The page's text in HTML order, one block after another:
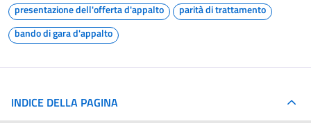
presentazione dell'offerta d'appalto
parità di trattamento
bando di gara d'appalto
INDICE DELLA PAGINA